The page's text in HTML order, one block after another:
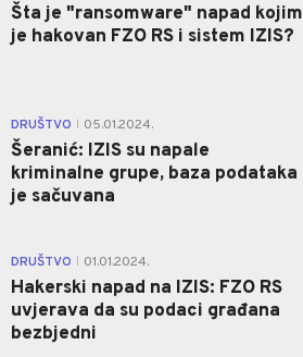
Šta je "ransomware" napad kojim
je hakovan FZO RS i sistem IZIS?
DRUŠTVO 05.01.2024.
Šeranić: IZIS su napale
kriminalne grupe, baza podataka
je sačuvana
DRUŠTVO 01.01.2024.
Hakerski napad na IZIS: FZO RS
uvjerava da su podaci građana
bezbjedni